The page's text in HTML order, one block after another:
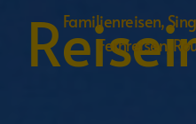
Familienreisen,
Fernreisen,